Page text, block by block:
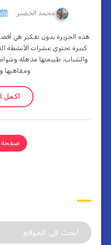
محمد الخضير
كبيرة تحتوي عشرات الأنشطة
والشباب، طبيعتها مذهلة
ومقاهيها
أكمل
صفحة 1 من 1